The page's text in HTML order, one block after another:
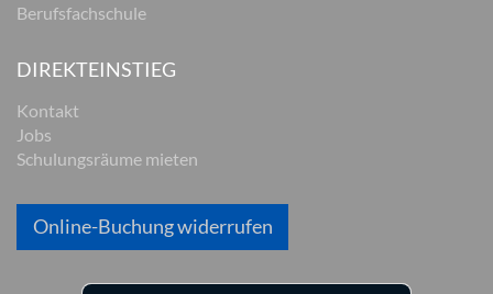
Berufsfachschule
DIREKTEINSTIEG
Kontakt
Jobs
Schulungsräume mieten
Online-Buchung widerrufen